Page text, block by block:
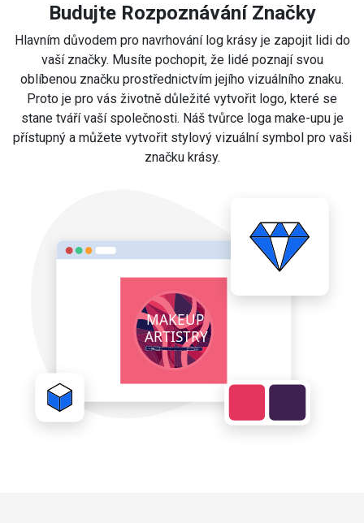
Budujte Rozpoznávání Značky
Hlavním důvodem pro navrhování log krásy je zapojit lidi do
vaší značky. Musíte pochopit, že lidé poznají svou
oblíbenou značku prostřednictvím jejího vizuálního znaku.
Proto je pro vás životně důležité vytvořit logo, které se
stane tváří vaší společnosti. Náš tvůrce loga make-upu je
přístupný a můžete vytvořit stylový vizuální symbol pro vaši
značku krásy.